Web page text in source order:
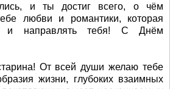
и ты достиг всего, о чём
любви и романтики, которая
и направлять тебя! С Днём
От всей души желаю тебе
жизни, глубоких взаимных